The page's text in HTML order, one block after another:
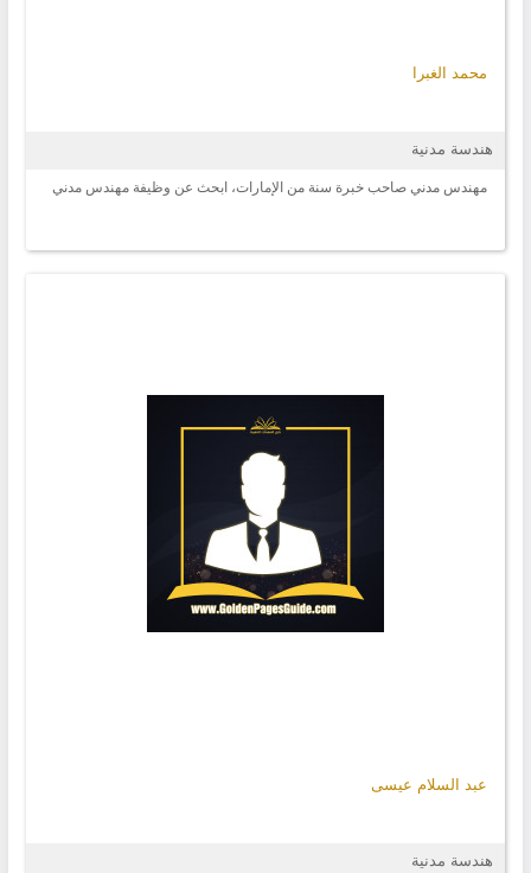
محمد الغبرا
هندسة مدنية
مهندس مدني صاحب خبرة سنة من الإمارات، ابحث عن وظيفة مهندس مدني
عبد السلام عيسى
هندسة مدنية